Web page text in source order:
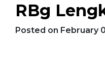
RBg
Posted on February